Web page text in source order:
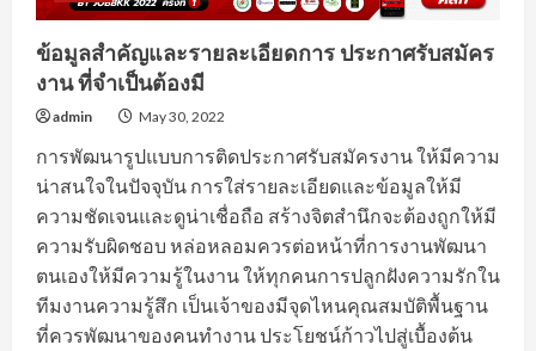
ข้อมูลสำคัญและรายละเอียดการ ประกาศรับสมัคร
งาน ที่จำเป็นต้องมี
admin May 30, 2022
การพัฒนารูปแบบการติดประกาศรับสมัครงาน ให้มีความ
น่าสนใจในปัจจุบัน การใส่รายละเอียดและข้อมูลให้มี
ความชัดเจนและดูน่าเชื่อถือ สร้างจิตสำนึกจะต้องถูกให้มี
ความรับผิดชอบ หล่อหลอมควรต่อหน้าที่การงานพัฒนา
ตนเองให้มีความรู้ในงาน ให้ทุกคนการปลูกฝังความรักใน
ทีมงานความรู้สึก เป็นเจ้าของมีจุดไหนคุณสมบัติพื้นฐาน
ที่ควรพัฒนาของคนทำงาน ประโยชน์ก้าวไปสู่เบื้องต้น